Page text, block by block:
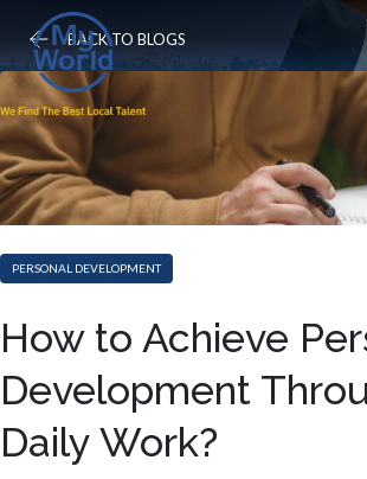
BACK TO BLOGS
PERSONAL DEVELOPMENT
How to Achieve
Development
Daily Work?